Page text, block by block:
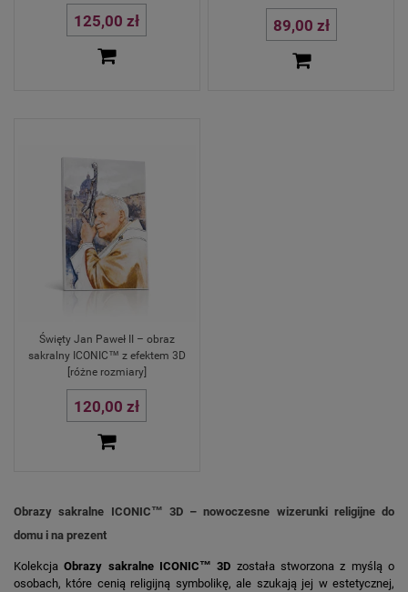
125,00 zł 89,00 zł
Święty Jan Paweł II – obraz
sakralny ICONIC™ z efektem 3D
[różne rozmiary]
120,00 zł
Obrazy sakralne ICONIC™ 3D – nowoczesne wizerunki religijne do
domu i na prezent
KolekcjaObrazy sakralne ICONIC™ 3D została stworzona z myślą o
osobach, które cenią religijną symbolikę, ale szukają jej w estetycznej,